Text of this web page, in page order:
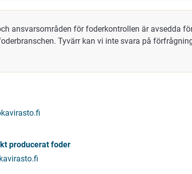
ansvarsområden för foderkontrollen är avsedda
Tyvärr kan vi inte svara på
producerat foder